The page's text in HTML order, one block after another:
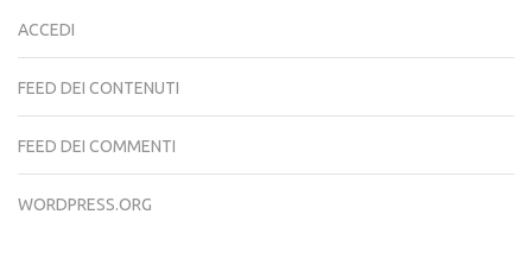
ACCEDI
FEED DEI CONTENUTI
FEED DEI COMMENTI
WORDPRESS.ORG